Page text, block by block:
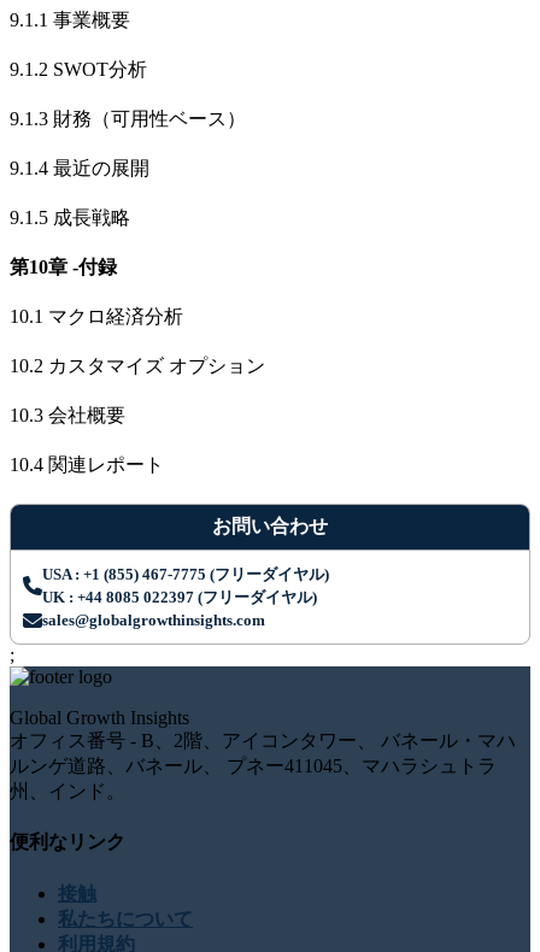
9.1.1 事業概要
9.1.2 SWOT分析
9.1.3 財務（可用性ベース）
9.1.4 最近の展開
9.1.5 成長戦略
第10章 -付録
10.1 マクロ経済分析
10.2 カスタマイズ オプション
10.3 会社概要
10.4 関連レポート
お問い合わせ
USA : +1 (855) 467-7775 (フリーダイヤル)
UK : +44 8085 022397 (フリーダイヤル)
sales@globalgrowthinsights.com
;
Global Growth Insights
オフィス番号 - B、2階、アイコンタワー、 バネール・マハ
ルンゲ道路、バネール、 プネー411045、マハラシュトラ
州、インド。
便利なリンク
接触
私たちについて
利用規約